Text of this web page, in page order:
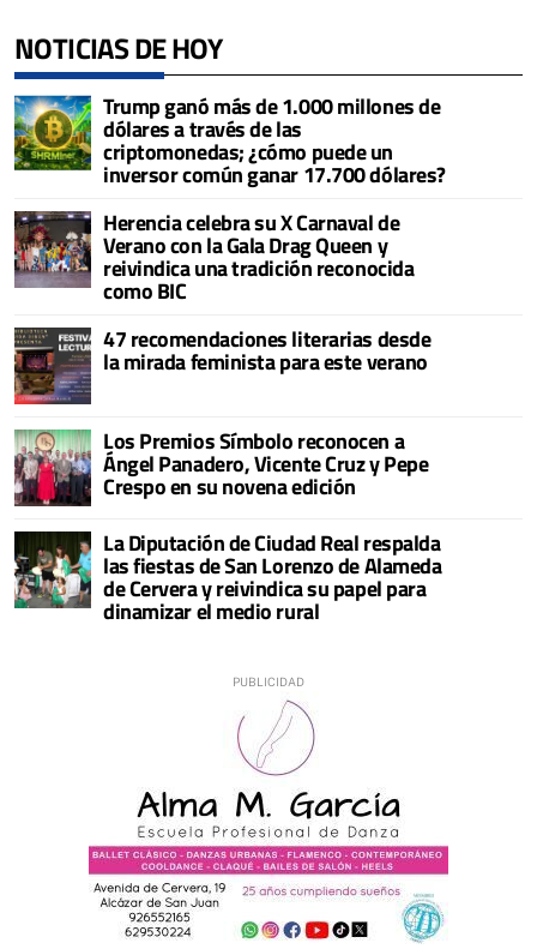
NOTICIAS DE HOY
Trump ganó más de 1.000 millones de
dólares a través de las
criptomonedas; ¿cómo puede un
inversor común ganar 17.700 dólares?
Herencia celebra su X Carnaval de
Verano con la Gala Drag Queen y
reivindica una tradición reconocida
como BIC
47 recomendaciones literarias desde
la mirada feminista para este verano
Los Premios Símbolo reconocen a
Ángel Panadero, Vicente Cruz y Pepe
Crespo en su novena edición
La Diputación de Ciudad Real respalda
las fiestas de San Lorenzo de Alameda
de Cervera y reivindica su papel para
dinamizar el medio rural